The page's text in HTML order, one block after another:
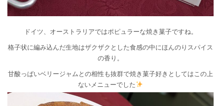
ドイツ、オーストラリアではポピュラーな焼き菓子ですね。
格子状に編み込んだ生地はザクザクとした食感の中にほんのりスパイス
の香り。
甘酸っぱいベリージャムとの相性も抜群で焼き菓子好きとしてはこの上
ないメニューでした